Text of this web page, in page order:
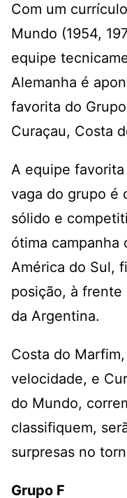
Com um
Mundo (1954,
equipe
Alemanha é
favorita do
Curaçau, Costa
A equipe
vaga do grupo é
sólido e
ótima campanha
América do Sul,
posição, à frente
da Argentina.
Costa do
velocidade, e
do Mundo,
classifiquem,
surpresas no
Grupo F